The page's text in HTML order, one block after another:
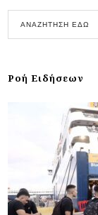
Ροή Ειδήσεων